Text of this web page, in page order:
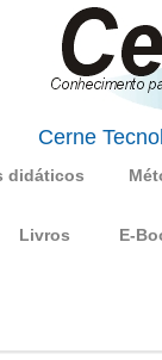
Cerne
didáticos
Livros E-